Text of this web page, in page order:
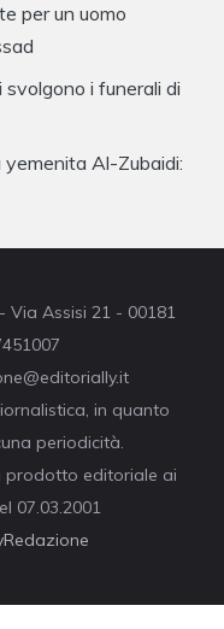
per un uomo
i funerali di
Al-Zubaidi:
Assisi 21 - 00181
in quanto
periodicità.
prodotto editoriale ai
07.03.2001
Redazione